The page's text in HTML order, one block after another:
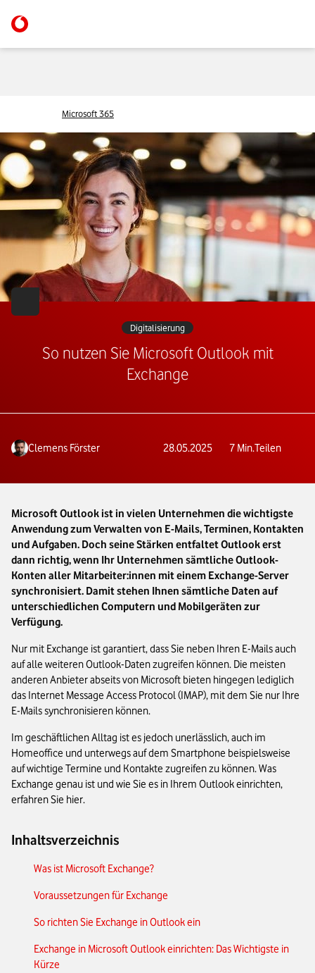
Microsoft 365
Digitalisierung
So nutzen Sie Microsoft Outlook mit
Exchange
Clemens Förster 28.05.2025 7 Min.Teilen
Microsoft Outlook ist in vielen Unternehmen die wichtigste
Anwendung zum Verwalten von E-Mails, Terminen, Kontakten
und Aufgaben. Doch seine Stärken entfaltet Outlook erst
dann richtig, wenn Ihr Unternehmen sämtliche Outlook-
Konten aller Mitarbeiter:innen mit einem Exchange-Server
synchronisiert. Damit stehen Ihnen sämtliche Daten auf
unterschiedlichen Computern und Mobilgeräten zur
Verfügung.
Nur mit Exchange ist garantiert, dass Sie neben Ihren E-Mails auch
auf alle weiteren Outlook-Daten zugreifen können. Die meisten
anderen Anbieter abseits von Microsoft bieten hingegen lediglich
das Internet Message Access Protocol (IMAP), mit dem Sie nur Ihre
E-Mails synchronisieren können.
Im geschäftlichen Alltag ist es jedoch unerlässlich, auch im
Homeoffice und unterwegs auf dem Smartphone beispielsweise
auf wichtige Termine und Kontakte zugreifen zu können. Was
Exchange genau ist und wie Sie es in Ihrem Outlook einrichten,
erfahren Sie hier.
Inhaltsverzeichnis
Was ist Microsoft Exchange?
Voraussetzungen für Exchange
So richten Sie Exchange in Outlook ein
Exchange in Microsoft Outlook einrichten: Das Wichtigste in
Kürze